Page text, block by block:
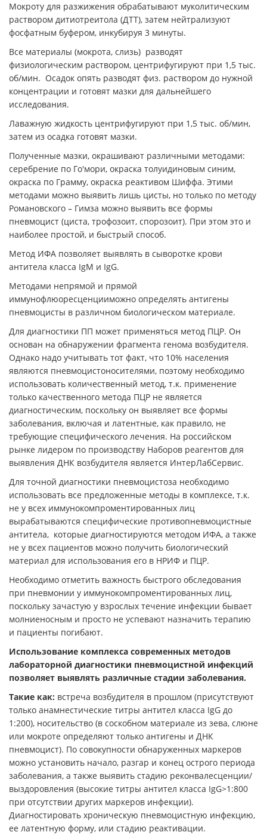
Мокроту для разжижения обрабатывают муколитическим
раствором дитиотреитола (ДТТ), затем нейтрализуют
фосфатным буфером, инкубируя 3 минуты.
Все материалы (мокрота, слизь) разводят
физиологическим раствором, центрифугируют при 1,5 тыс.
об/мин. Осадок опять разводят физ. раствором до нужной
концентрации и готовят мазки для дальнейшего
исследования.
Лаважную жидкость центрифугируют при 1,5 тыс. об/мин,
затем из осадка готовят мазки.
Полученные мазки, окрашивают различными методами:
серебрение по Го'мори, окраска толуидиновым синим,
окраска по Грамму, окраска реактивом Шиффа. Этими
методами можно выявить лишь цисты, но только по методу
Романовского – Гимза можно выявить все формы
пневмоцист (циста, трофозоит, спорозоит). При этом это и
наиболее простой, и быстрый способ.
Метод ИФА позволяет выявлять в сыворотке крови
антитела класса IgM и IgG.
Методами непрямой и прямой
иммунофлюоресценцииможно определять антигены
пневмоцисты в различном биологическом материале.
Для диагностики ПП может применяться метод ПЦР. Он
основан на обнаружении фрагмента генома возбудителя.
Однако надо учитывать тот факт, что 10% населения
являются пневмоцистоносителями, поэтому необходимо
использовать количественный метод, т.к. применение
только качественного метода ПЦР не является
диагностическим, поскольку он выявляет все формы
заболевания, включая и латентные, как правило, не
требующие специфического лечения. На российском
рынке лидером по производству Наборов реагентов для
выявления ДНК возбудителя является ИнтерЛабСервис.
Для точной диагностики пневмоцистоза необходимо
использовать все предложенные методы в комплексе, т.к.
не у всех иммунокомпроментированных лиц
вырабатываются специфические противопневмоцистные
антитела, которые диагностируются методом ИФА, а также
не у всех пациентов можно получить биологический
материал для использования его в НРИФ и ПЦР.
Необходимо отметить важность быстрого обследования
при пневмонии у иммунокомпроментированных лиц,
поскольку зачастую у взрослых течение инфекции бывает
молниеносным и просто не успевают назначить терапию
и пациенты погибают.
Использование комплекса современных методов
лабораторной диагностики пневмоцистной инфекций
позволяет выявлять различные стадии заболевания.
Такие как: встреча возбудителя в прошлом (присутствуют
только анамнестические титры антител класса IgG до
1:200), носительство (в соскобном материале из зева, слюне
или мокроте определяют только антигены и ДНК
пневмоцист). По совокупности обнаруженных маркеров
можно установить начало, разгар и конец острого периода
заболевания, а также выявить стадию реконвалесценции/
выздоровления (высокие титры антител класса IgG>1:800
при отсутствии других маркеров инфекции).
Диагностировать хроническую пневмоцистную инфекцию,
ее латентную форму, или стадию реактивации.